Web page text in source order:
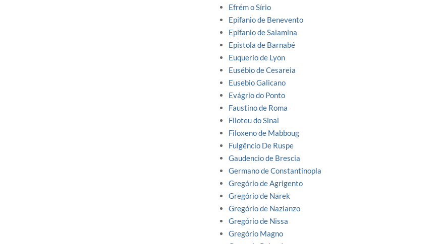
Efrém o Sírio
Epifanio de Benevento
Epifanio de Salamina
Epistola de Barnabé
Euquerio de Lyon
Eusébio de Cesareia
Eusebio Galicano
Evágrio do Ponto
Faustino de Roma
Filoteu do Sinai
Filoxeno de Mabboug
Fulgêncio De Ruspe
Gaudencio de Brescia
Germano de Constantinopla
Gregório de Agrigento
Gregório de Narek
Gregório de Nazianzo
Gregório de Nissa
Gregório Magno